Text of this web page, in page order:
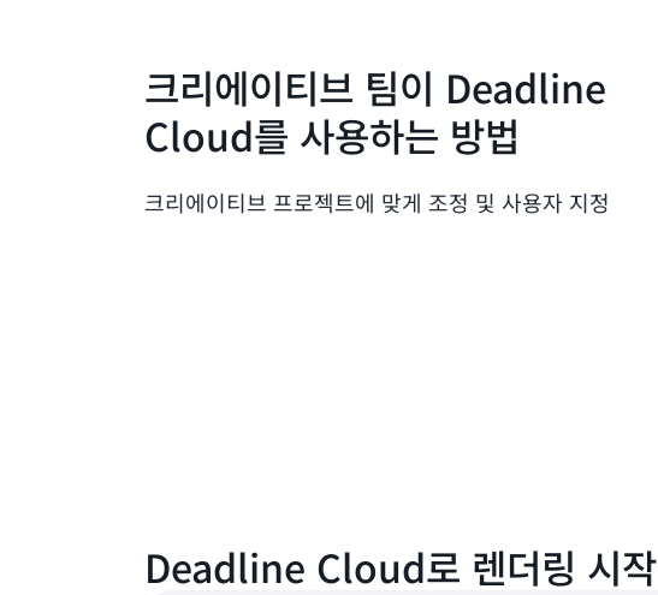
크리에이티브 팀이 Deadline
Cloud를 사용하는 방법
크리에이티브 프로젝트에 맞게 조정 및 사용자 지정
Deadline Cloud로 렌더링 시작